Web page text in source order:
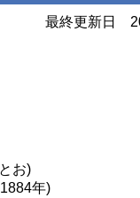
最終更新日
お)
年)